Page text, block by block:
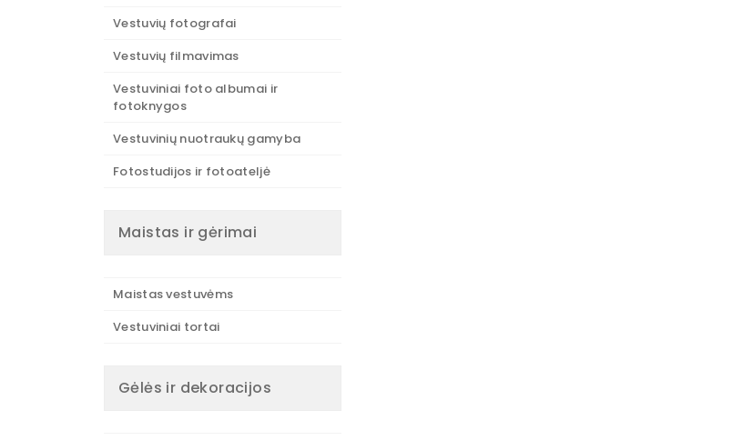
Vestuvių fotografai
Vestuvių filmavimas
Vestuviniai foto albumai ir
fotoknygos
Vestuvinių nuotraukų gamyba
Fotostudijos ir fotoateljė
Maistas ir gėrimai
Maistas vestuvėms
Vestuviniai tortai
Gėlės ir dekoracijos